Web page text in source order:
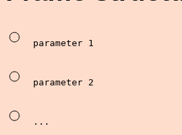
parameter 1
parameter 2
...